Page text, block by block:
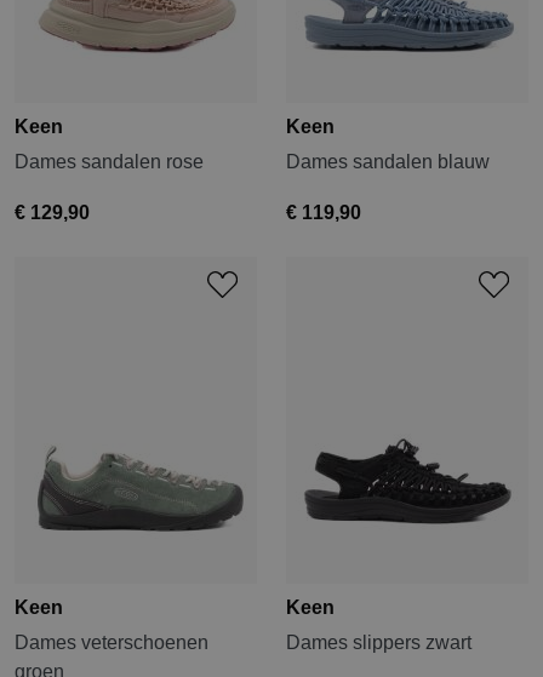
Keen
Dames sandalen rose
€ 129,90
Keen
Dames sandalen blauw
€ 119,90
Keen
Dames veterschoenen
groen
Keen
Dames slippers zwart